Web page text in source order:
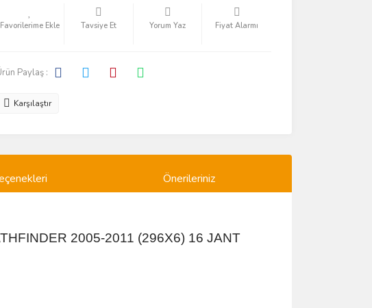
Tavsiye Et Yorum Yaz Fiyat Alarmı
Paylaş :
Karşılaştır
Önerileriniz
2005-2011 (296X6) 16 JANT